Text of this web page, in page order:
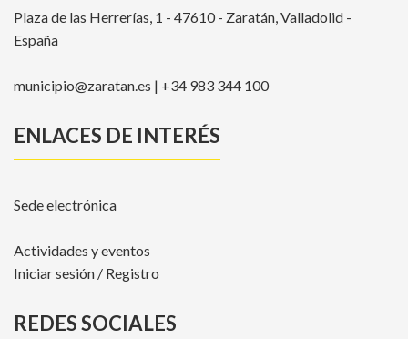
Plaza de las Herrerías, 1 - 47610 - Zaratán, Valladolid -
España
municipio@zaratan.es | +34 983 344 100
ENLACES DE INTERÉS
Sede electrónica
Actividades y eventos
Iniciar sesión / Registro
REDES SOCIALES